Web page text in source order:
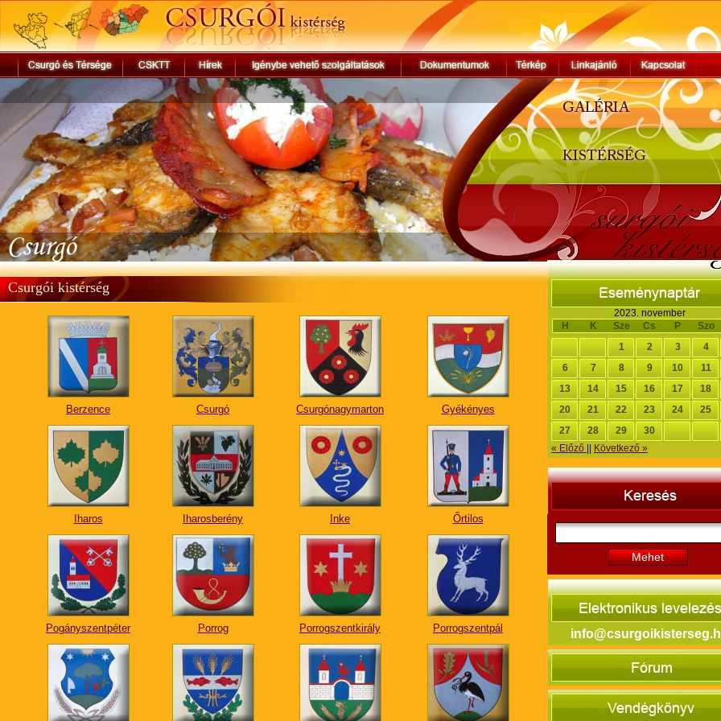
Csurgói kistérség
Berzence Csurgó Csurgónagymarton Gyékényes
Iharos Iharosberény Inke Őrtilos
Pogányszentpéter Porrog Porrogszentkirály Porrogszentpál
2023. november
H
K Sze Cs P
Szo
1
2 3
4
6
7 8 9 10
11
13
14 15 16 17
18
20
21 22 23 24
25
27
28 29
30
« Előző
Következő »
Mehet